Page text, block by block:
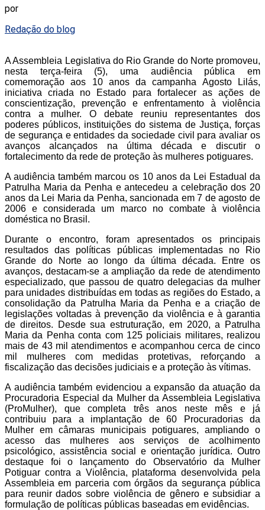
por
Redação do blog
A Assembleia Legislativa do Rio Grande do Norte promoveu,
nesta terça-feira (5), uma audiência pública em
comemoração aos 10 anos da campanha Agosto Lilás,
iniciativa criada no Estado para fortalecer as ações de
conscientização, prevenção e enfrentamento à violência
contra a mulher. O debate reuniu representantes dos
poderes públicos, instituições do sistema de Justiça, forças
de segurança e entidades da sociedade civil para avaliar os
avanços alcançados na última década e discutir o
fortalecimento da rede de proteção às mulheres potiguares.
A audiência também marcou os 10 anos da Lei Estadual da
Patrulha Maria da Penha e antecedeu a celebração dos 20
anos da Lei Maria da Penha, sancionada em 7 de agosto de
2006 e considerada um marco no combate à violência
doméstica no Brasil.
Durante o encontro, foram apresentados os principais
resultados das políticas públicas implementadas no Rio
Grande do Norte ao longo da última década. Entre os
avanços, destacam-se a ampliação da rede de atendimento
especializado, que passou de quatro delegacias da mulher
para unidades distribuídas em todas as regiões do Estado, a
consolidação da Patrulha Maria da Penha e a criação de
legislações voltadas à prevenção da violência e à garantia
de direitos. Desde sua estruturação, em 2020, a Patrulha
Maria da Penha conta com 125 policiais militares, realizou
mais de 43 mil atendimentos e acompanhou cerca de cinco
mil mulheres com medidas protetivas, reforçando a
fiscalização das decisões judiciais e a proteção às vítimas.
A audiência também evidenciou a expansão da atuação da
Procuradoria Especial da Mulher da Assembleia Legislativa
(ProMulher), que completa três anos neste mês e já
contribuiu para a implantação de 60 Procuradorias da
Mulher em câmaras municipais potiguares, ampliando o
acesso das mulheres aos serviços de acolhimento
psicológico, assistência social e orientação jurídica. Outro
destaque foi o lançamento do Observatório da Mulher
Potiguar contra a Violência, plataforma desenvolvida pela
Assembleia em parceria com órgãos da segurança pública
para reunir dados sobre violência de gênero e subsidiar a
formulação de políticas públicas baseadas em evidências.